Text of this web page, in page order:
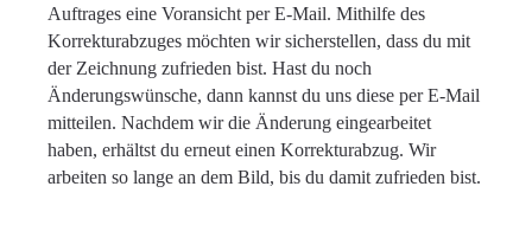
Auftrages eine Voransicht per E-Mail. Mithilfe des
Korrekturabzuges möchten wir sicherstellen, dass du mit
der Zeichnung zufrieden bist. Hast du noch
Änderungswünsche, dann kannst du uns diese per E-Mail
mitteilen. Nachdem wir die Änderung eingearbeitet
haben, erhältst du erneut einen Korrekturabzug. Wir
arbeiten so lange an dem Bild, bis du damit zufrieden bist.